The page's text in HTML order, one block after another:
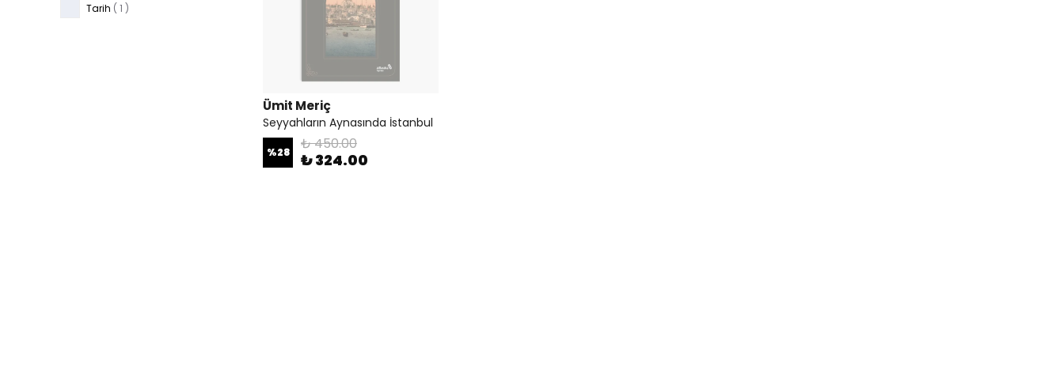
Tarih ( 1 )
Ümit Meriç
Seyyahların Aynasında İstanbul
%28 ₺ 450.00
₺ 324.00